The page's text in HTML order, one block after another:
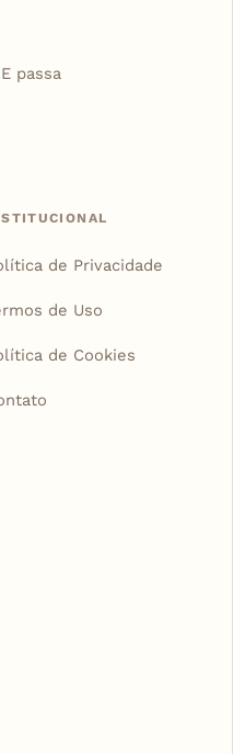
passa
de Privacidade
de Uso
de Cookies